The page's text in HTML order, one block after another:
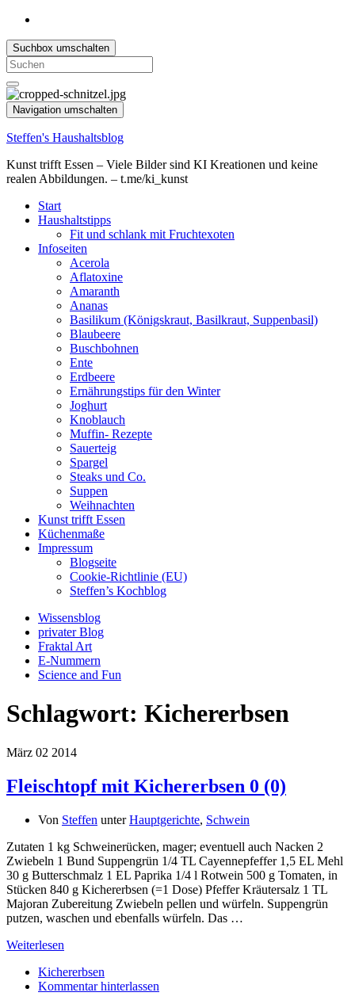
Suchbox umschalten
Search
for:
Navigation umschalten
Steffen's Haushaltsblog
Kunst trifft Essen – Viele Bilder sind KI Kreationen und keine
realen Abbildungen. – t.me/ki_kunst
Start
Haushaltstipps
Fit und schlank mit Fruchtexoten
Infoseiten
Acerola
Aflatoxine
Amaranth
Ananas
Basilikum (Königskraut, Basilkraut, Suppenbasil)
Blaubeere
Buschbohnen
Ente
Erdbeere
Ernährungstips für den Winter
Joghurt
Knoblauch
Muffin- Rezepte
Sauerteig
Spargel
Steaks und Co.
Suppen
Weihnachten
Kunst trifft Essen
Küchenmaße
Impressum
Blogseite
Cookie-Richtlinie (EU)
Steffen’s Kochblog
Wissensblog
privater Blog
Fraktal Art
E-Nummern
Science and Fun
Schlagwort: Kichererbsen
März 02 2014
Fleischtopf mit Kichererbsen 0 (0)
Von Steffen unterHauptgerichte, Schwein
Zutaten 1 kg Schweinerücken, mager; eventuell auch Nacken 2
Zwiebeln 1 Bund Suppengrün 1/4 TL Cayennepfeffer 1,5 EL Mehl
30 g Butterschmalz 1 EL Paprika 1/4 l Rotwein 500 g Tomaten, in
Stücken 840 g Kichererbsen (=1 Dose) Pfeffer Kräutersalz 1 TL
Majoran Zubereitung Zwiebeln pellen und würfeln. Suppengrün
putzen, waschen und ebenfalls würfeln. Das …
Weiterlesen
Kichererbsen
Kommentar hinterlassen